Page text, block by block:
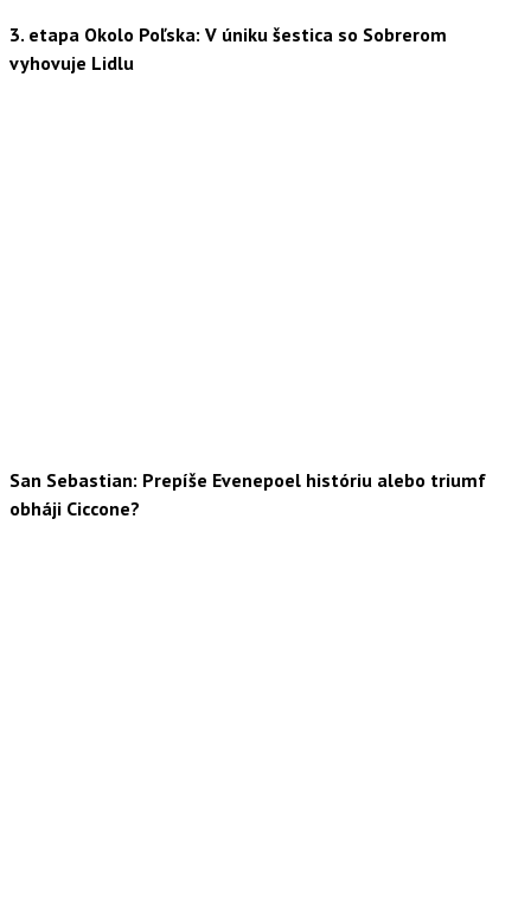
3. etapa Okolo Poľska: V úniku šestica so Sobrerom
vyhovuje Lidlu
San Sebastian: Prepíše Evenepoel históriu alebo triumf
obháji Ciccone?